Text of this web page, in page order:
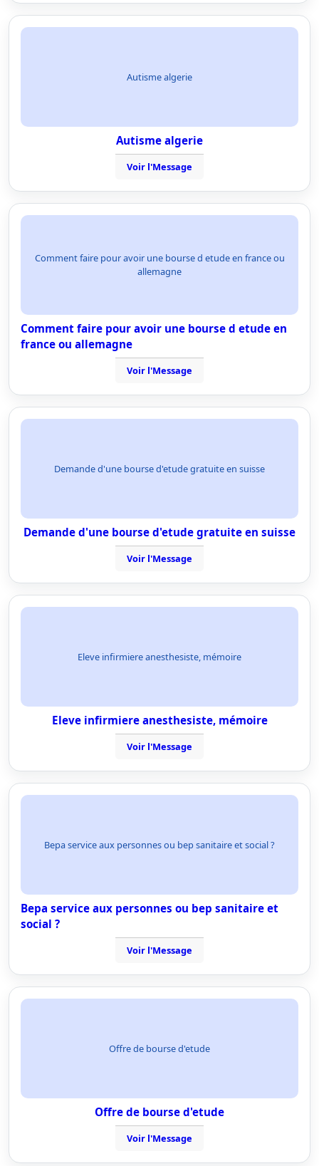
Autisme algerie
Autisme algerie
Voir l'Message
Comment faire pour avoir une bourse d etude en france ou
allemagne
Comment faire pour avoir une bourse d etude en
france ou allemagne
Voir l'Message
Demande d'une bourse d'etude gratuite en suisse
Demande d'une bourse d'etude gratuite en suisse
Voir l'Message
Eleve infirmiere anesthesiste, mémoire
Eleve infirmiere anesthesiste, mémoire
Voir l'Message
Bepa service aux personnes ou bep sanitaire et social ?
Bepa service aux personnes ou bep sanitaire et
social ?
Voir l'Message
Offre de bourse d'etude
Offre de bourse d'etude
Voir l'Message